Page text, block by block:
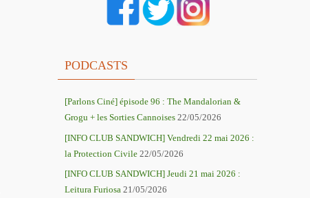
PODCASTS
[Parlons Ciné] épisode 96 : The Mandalorian &
Grogu + les Sorties Cannoises 22/05/2026
[INFO CLUB SANDWICH] Vendredi 22 mai 2026 :
la Protection Civile 22/05/2026
[INFO CLUB SANDWICH] Jeudi 21 mai 2026 :
Leitura Furiosa 21/05/2026